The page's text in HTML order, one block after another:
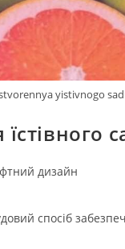
yistivnogo
дизайн
спосіб